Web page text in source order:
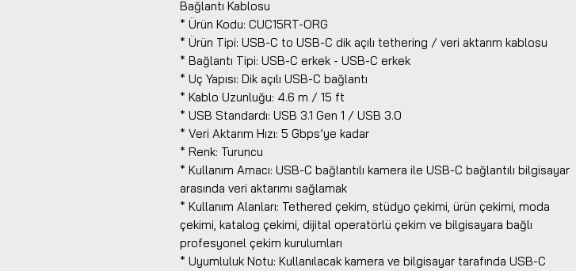
Bağlantı Kablosu
* Ürün Kodu: CUC15RT-ORG
* Ürün Tipi: USB-C to USB-C dik açılı tethering / veri aktarım kablosu
* Bağlantı Tipi: USB-C erkek - USB-C erkek
* Uç Yapısı: Dik açılı USB-C bağlantı
* Kablo Uzunluğu: 4.6 m / 15 ft
* USB Standardı: USB 3.1 Gen 1 / USB 3.0
* Veri Aktarım Hızı: 5 Gbps’ye kadar
* Renk: Turuncu
* Kullanım Amacı: USB-C bağlantılı kamera ile USB-C bağlantılı bilgisayar
arasında veri aktarımı sağlamak
* Kullanım Alanları: Tethered çekim, stüdyo çekimi, ürün çekimi, moda
çekimi, katalog çekimi, dijital operatörlü çekim ve bilgisayara bağlı
profesyonel çekim kurulumları
* Uyumluluk Notu: Kullanılacak kamera ve bilgisayar tarafında USB-C